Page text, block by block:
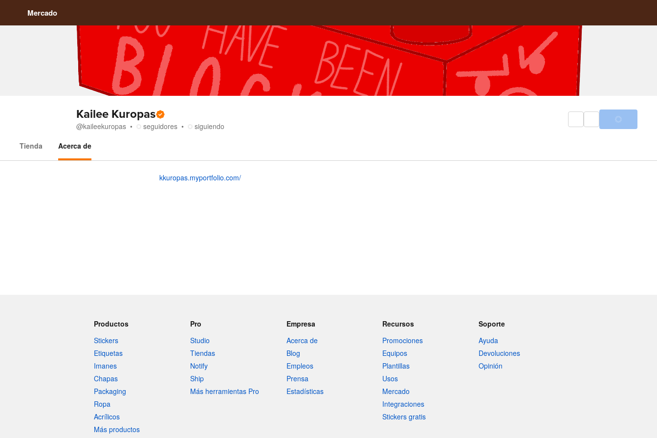
Mercado
Kailee Kuropas
@kaileekuropas seguidores
siguiendo
Tienda
Acerca de
kkuropas.myportfolio.com/
Productos
Stickers
Etiquetas
Imanes
Chapas
Packaging
Ropa
Acrílicos
Más productos
Pro
Studio
Tiendas
Notify
Ship
Más herramientas Pro
Empresa
Acerca de
Blog
Empleos
Prensa
Estadísticas
Recursos
Promociones
Equipos
Plantillas
Usos
Mercado
Integraciones
Stickers gratis
Soporte
Ayuda
Devoluciones
Opinión